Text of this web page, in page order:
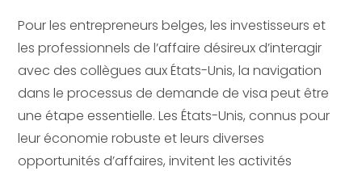
Pour les entrepreneurs belges, les investisseurs et
les professionnels de l’affaire désireux d’interagir
avec des collègues aux États-Unis, la navigation
dans le processus de demande de visa peut être
une étape essentielle. Les États-Unis, connus pour
leur économie robuste et leurs diverses
opportunités d’affaires, invitent les activités